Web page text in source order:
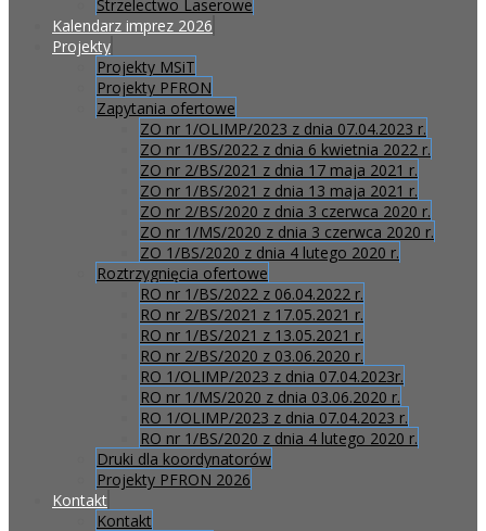
Strzelectwo Laserowe
Kalendarz imprez 2026
Projekty
Projekty MSiT
Projekty PFRON
Zapytania ofertowe
ZO nr 1/OLIMP/2023 z dnia 07.04.2023 r.
ZO nr 1/BS/2022 z dnia 6 kwietnia 2022 r.
ZO nr 2/BS/2021 z dnia 17 maja 2021 r.
ZO nr 1/BS/2021 z dnia 13 maja 2021 r.
ZO nr 2/BS/2020 z dnia 3 czerwca 2020 r.
ZO nr 1/MS/2020 z dnia 3 czerwca 2020 r.
ZO 1/BS/2020 z dnia 4 lutego 2020 r.
Roztrzygnięcia ofertowe
RO nr 1/BS/2022 z 06.04.2022 r.
RO nr 2/BS/2021 z 17.05.2021 r.
RO nr 1/BS/2021 z 13.05.2021 r.
RO nr 2/BS/2020 z 03.06.2020 r.
RO 1/OLIMP/2023 z dnia 07.04.2023r.
RO nr 1/MS/2020 z dnia 03.06.2020 r.
RO 1/OLIMP/2023 z dnia 07.04.2023 r.
RO nr 1/BS/2020 z dnia 4 lutego 2020 r.
Druki dla koordynatorów
Projekty PFRON 2026
Kontakt
Kontakt